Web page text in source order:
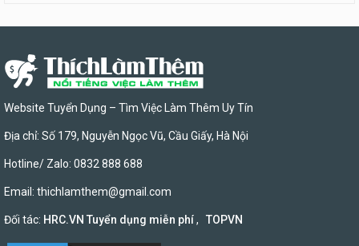
Website Tuyển Dụng – Tìm Việc Làm Thêm Uy Tín
Địa chỉ: Số 179, Nguyễn Ngọc Vũ, Cầu Giấy, Hà Nội
Hotline/ Zalo: 0832 888 688
Email: thichlamthem@gmail.com
Đối tác: HRC.VN Tuyển dụng miễn phí, TOPVN